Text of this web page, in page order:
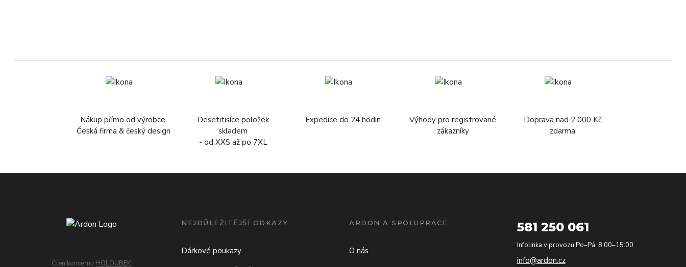
Nákup přímo od výrobce.
Česká firma & český design
Desetitisíce položek
skladem
- od XXS až po 7XL
Expedice do 24 hodin
Výhody pro registrované
zákazníky
Doprava nad 2 000 Kč
zdarma
Člen koncernu HOLOUBEK
NEJDŮLEŽITĚJŠÍ ODKAZY
Dárkové poukazy
ARDON A SPOLUPRÁCE
O nás
581 250 061
Infolinka v provozu Po–Pá: 8:00–15:00
info@ardon.cz